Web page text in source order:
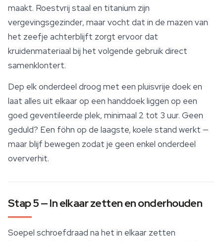
maakt. Roestvrij staal en titanium zijn
vergevingsgezinder, maar vocht dat in de mazen van
het zeefje achterblijft zorgt ervoor dat
kruidenmateriaal bij het volgende gebruik direct
samenklontert.
Dep elk onderdeel droog met een pluisvrije doek en
laat alles uit elkaar op een handdoek liggen op een
goed geventileerde plek, minimaal 2 tot 3 uur. Geen
geduld? Een föhn op de laagste, koele stand werkt —
maar blijf bewegen zodat je geen enkel onderdeel
oververhit.
Stap 5 — In elkaar zetten en onderhouden
Soepel schroefdraad na het in elkaar zetten